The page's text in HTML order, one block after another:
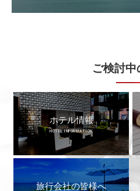
ご検討中
ホテル情報
HOTEL INFORMATION
旅行会社の皆様へ